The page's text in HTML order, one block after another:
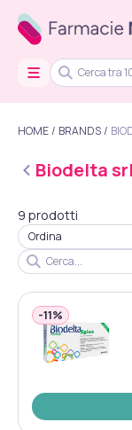
HOME BRANDS
Biodelta srl
9 prodotti
Ordina
-11%